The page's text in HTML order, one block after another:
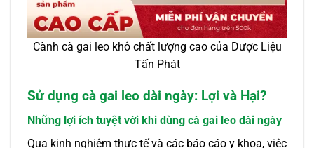
Cành cà gai leo khô chất lượng cao của Dược Liệu
Tấn Phát
Sử dụng cà gai leo dài ngày: Lợi và Hại?
Những lợi ích tuyệt vời khi dùng cà gai leo dài ngày
Qua kinh nghiệm thực tế và các báo cáo y khoa, việc